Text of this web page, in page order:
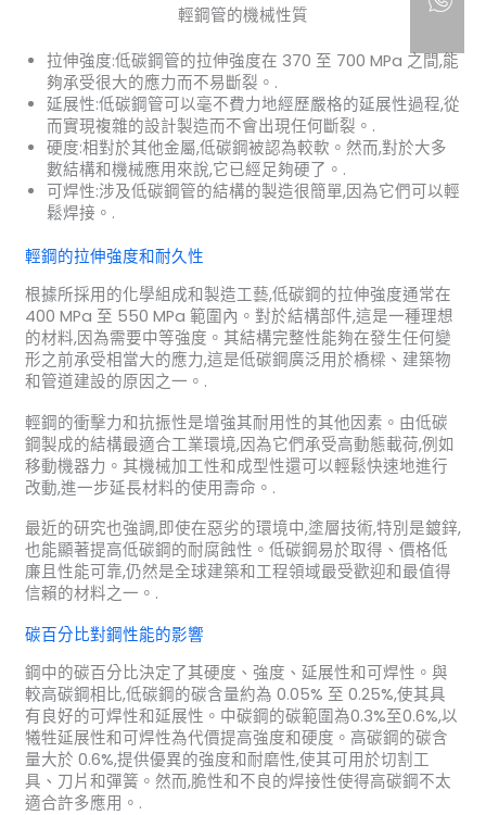
輕鋼管的機械性質
拉伸強度:低碳鋼管的拉伸強度在 370 至 700 MPa 之間,能
夠承受很大的應力而不易斷裂。.
延展性:低碳鋼管可以毫不費力地經歷嚴格的延展性過程,從
而實現複雜的設計製造而不會出現任何斷裂。.
硬度:相對於其他金屬,低碳鋼被認為較軟。然而,對於大多
數結構和機械應用來說,它已經足夠硬了。.
可焊性:涉及低碳鋼管的結構的製造很簡單,因為它們可以輕
鬆焊接。.
輕鋼的拉伸強度和耐久性
根據所採用的化學組成和製造工藝,低碳鋼的拉伸強度通常在
400 MPa 至 550 MPa 範圍內。對於結構部件,這是一種理想
的材料,因為需要中等強度。其結構完整性能夠在發生任何變
形之前承受相當大的應力,這是低碳鋼廣泛用於橋樑、建築物
和管道建設的原因之一。.
輕鋼的衝擊力和抗振性是增強其耐用性的其他因素。由低碳
鋼製成的結構最適合工業環境,因為它們承受高動態載荷,例如
移動機器力。其機械加工性和成型性還可以輕鬆快速地進行
改動,進一步延長材料的使用壽命。.
最近的研究也強調,即使在惡劣的環境中,塗層技術,特別是鍍鋅,
也能顯著提高低碳鋼的耐腐蝕性。低碳鋼易於取得、價格低
廉且性能可靠,仍然是全球建築和工程領域最受歡迎和最值得
信賴的材料之一。.
碳百分比對鋼性能的影響
鋼中的碳百分比決定了其硬度、強度、延展性和可焊性。與
較高碳鋼相比,低碳鋼的碳含量約為 0.05% 至 0.25%,使其具
有良好的可焊性和延展性。中碳鋼的碳範圍為0.3%至0.6%,以
犧牲延展性和可焊性為代價提高強度和硬度。高碳鋼的碳含
量大於 0.6%,提供優異的強度和耐磨性,使其可用於切割工
具、刀片和彈簧。然而,脆性和不良的焊接性使得高碳鋼不太
適合許多應用。.